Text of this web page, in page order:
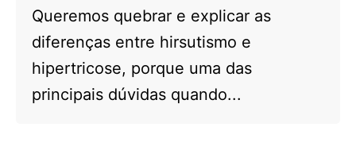
Queremos quebrar e explicar as
diferenças entre hirsutismo e
hipertricose, porque uma das
principais dúvidas quando...